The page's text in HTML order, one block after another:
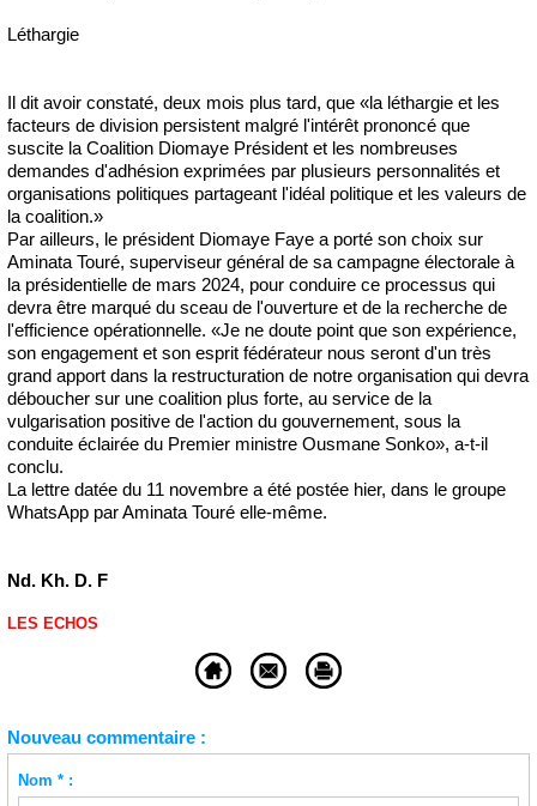
Léthargie
Il dit avoir constaté, deux mois plus tard, que «la léthargie et les
facteurs de division persistent malgré l'intérêt prononcé que
suscite la Coalition Diomaye Président et les nombreuses
demandes d'adhésion exprimées par plusieurs personnalités et
organisations politiques partageant l'idéal politique et les valeurs de
la coalition.»
Par ailleurs, le président Diomaye Faye a porté son choix sur
Aminata Touré, superviseur général de sa campagne électorale à
la présidentielle de mars 2024, pour conduire ce processus qui
devra être marqué du sceau de l'ouverture et de la recherche de
l'efficience opérationnelle. «Je ne doute point que son expérience,
son engagement et son esprit fédérateur nous seront d'un très
grand apport dans la restructuration de notre organisation qui devra
déboucher sur une coalition plus forte, au service de la
vulgarisation positive de l'action du gouvernement, sous la
conduite éclairée du Premier ministre Ousmane Sonko», a-t-il
conclu.
La lettre datée du 11 novembre a été postée hier, dans le groupe
WhatsApp par Aminata Touré elle-même.
Nd. Kh. D. F
LES ECHOS
Nouveau commentaire :
Nom * :